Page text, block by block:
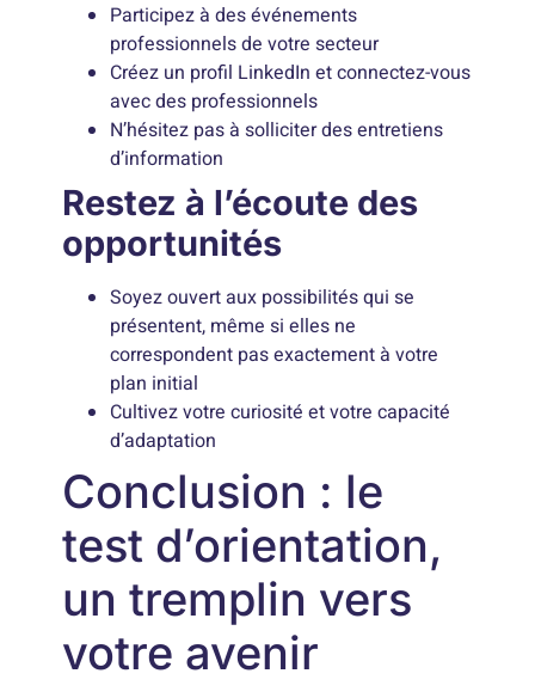
Participez à des événements
professionnels de votre secteur
Créez un profil LinkedIn et connectez-vous
avec des professionnels
N’hésitez pas à solliciter des entretiens
d’information
Restez à l’écoute des
opportunités
Soyez ouvert aux possibilités qui se
présentent, même si elles ne
correspondent pas exactement à votre
plan initial
Cultivez votre curiosité et votre capacité
d’adaptation
Conclusion : le
test d’orientation,
un tremplin vers
votre avenir